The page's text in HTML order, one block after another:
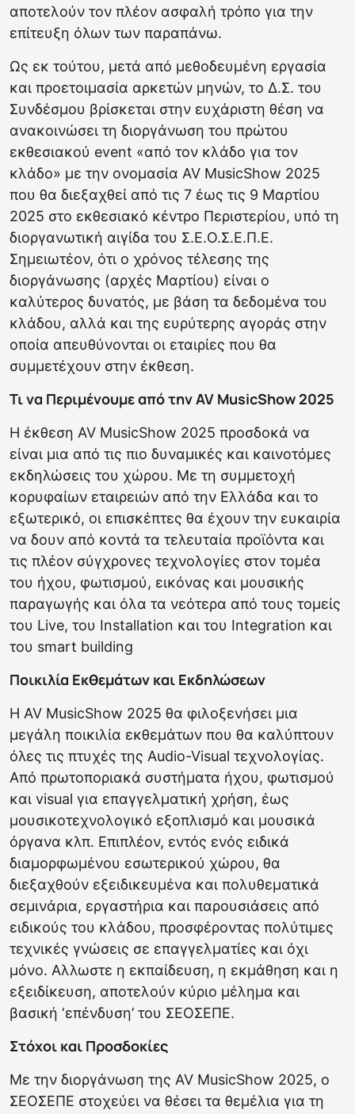
αποτελούν τον πλέον ασφαλή τρόπο για την
επίτευξη όλων των παραπάνω.
Ως εκ τούτου, μετά από μεθοδευμένη εργασία
και προετοιμασία αρκετών μηνών, το Δ.Σ. του
Συνδέσμου βρίσκεται στην ευχάριστη θέση να
ανακοινώσει τη διοργάνωση του πρώτου
εκθεσιακού event «από τον κλάδο για τον
κλάδο» με την ονομασία AV MusicShow 2025
που θα διεξαχθεί από τις 7 έως τις 9 Μαρτίου
2025 στο εκθεσιακό κέντρο Περιστερίου, υπό τη
διοργανωτική αιγίδα του Σ.Ε.Ο.Σ.Ε.Π.Ε.
Σημειωτέον, ότι ο χρόνος τέλεσης της
διοργάνωσης (αρχές Μαρτίου) είναι o
καλύτερος δυνατός, με βάση τα δεδομένα του
κλάδου, αλλά και της ευρύτερης αγοράς στην
οποία απευθύνονται οι εταιρίες που θα
συμμετέχουν στην έκθεση.
Τι να Περιμένουμε από την AV MusicShow 2025
Η έκθεση AV MusicShow 2025 προσδοκά να
είναι μια από τις πιο δυναμικές και καινοτόμες
εκδηλώσεις του χώρου. Με τη συμμετοχή
κορυφαίων εταιρειών από την Ελλάδα και το
εξωτερικό, οι επισκέπτες θα έχουν την ευκαιρία
να δουν από κοντά τα τελευταία προϊόντα και
τις πλέον σύγχρονες τεχνολογίες στον τομέα
του ήχου, φωτισμού, εικόνας και μουσικής
παραγωγής και όλα τα νεότερα από τους τομείς
του Live, του Installation και του Integration και
του smart building
Ποικιλία Εκθεμάτων και Εκδηλώσεων
Η AV MusicShow 2025 θα φιλοξενήσει μια
μεγάλη ποικιλία εκθεμάτων που θα καλύπτουν
όλες τις πτυχές της Audio-Visual τεχνολογίας.
Από πρωτοποριακά συστήματα ήχου, φωτισμού
και visual για επαγγελματική χρήση, έως
μουσικοτεχνολογικό εξοπλισμό και μουσικά
όργανα κλπ. Επιπλέον, εντός ενός ειδικά
διαμορφωμένου εσωτερικού χώρου, θα
διεξαχθούν εξειδικευμένα και πολυθεματικά
σεμινάρια, εργαστήρια και παρουσιάσεις από
ειδικούς του κλάδου, προσφέροντας πολύτιμες
τεχνικές γνώσεις σε επαγγελματίες και όχι
μόνο. Αλλωστε η εκπαίδευση, η εκμάθηση και η
εξειδίκευση, αποτελούν κύριο μέλημα και
βασική ‘επένδυση’ του ΣΕΟΣΕΠΕ.
Στόχοι και Προσδοκίες
Με την διοργάνωση της AV MusicShow 2025, ο
ΣΕΟΣΕΠΕ στοχεύει να θέσει τα θεμέλια για τη